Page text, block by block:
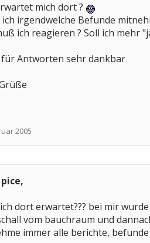
mich dort ?
irgendwelche Befunde
ich reagieren ? Soll ich mehr
Antworten sehr dankbar
2005
dort erwartet??? bei mir
vom bauchraum und
immer alle berichte,